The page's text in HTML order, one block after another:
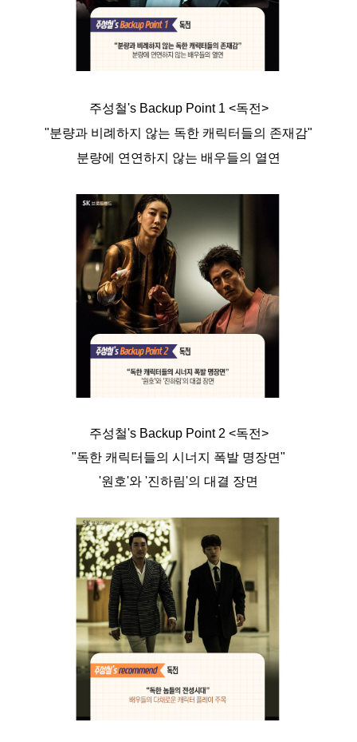
주성철's Backup Point 1 <독전>
"분량과 비례하지 않는 독한 캐릭터들의 존재감"
분량에 연연하지 않는 배우들의 열연
주성철's Backup Point 2 <독전>
"독한 캐릭터들의 시너지 폭발 명장면"
'원호'와 '진하림'의 대결 장면